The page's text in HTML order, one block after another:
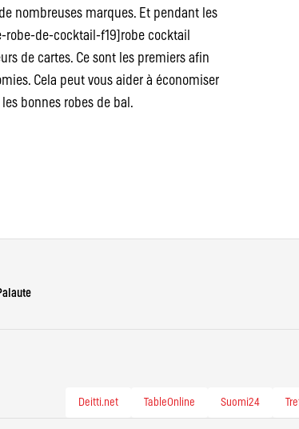
nombreuses marques. Et pendant les
de-cocktail-f19]robe cocktail
de cartes. Ce sont les premiers afin
Cela peut vous aider à économiser
bonnes robes de bal.
Deitti.net TableOnline Suomi24